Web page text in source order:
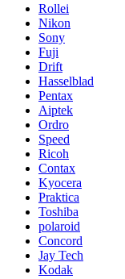
Rollei
Nikon
Sony
Fuji
Drift
Hasselblad
Pentax
Aiptek
Ordro
Speed
Ricoh
Contax
Kyocera
Praktica
Toshiba
polaroid
Concord
Jay Tech
Kodak